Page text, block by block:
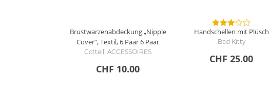
Brustwarzenabdeckung „Nipple
Cover”, Textil, 6 Paar6 Paar
Cottelli ACCESSOIRES
CHF 10.00
Handschellen mit Plüsch
Bad Kitty
CHF 25.00